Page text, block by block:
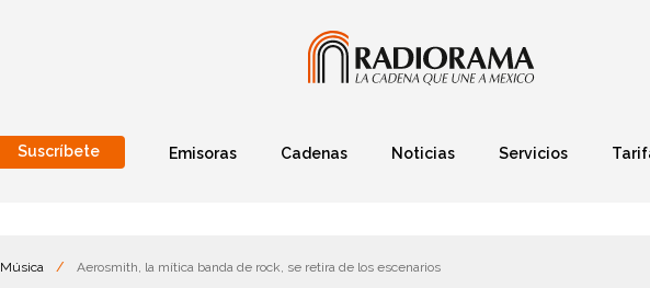
Suscríbete Emisoras Cadenas Noticias Servicios
Música / Aerosmith, la mítica banda de rock, se retira de los escenarios